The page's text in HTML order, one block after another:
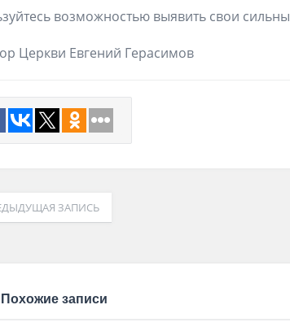
возможностью выявить свои
Церкви Евгений Герасимов
ЗАПИСЬ
Похожие записи